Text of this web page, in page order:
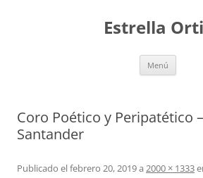
Estrella
Menú
Coro Poético y Peripatético
Santander
Publicado elfebrero 20, 2019a 2000 × 1333